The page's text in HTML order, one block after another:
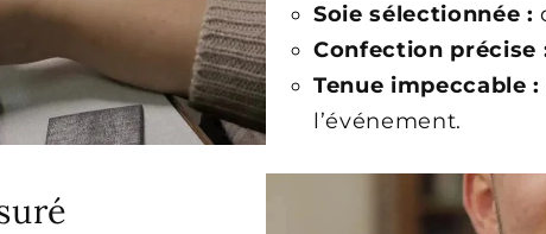
Soie sélectionnée :
Confection précise
Tenue impeccable :
l’événement.